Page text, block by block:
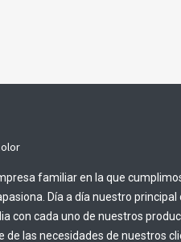
familiar en la que
Día a día nuestro
con cada uno de nuestros
de las necesidades de nuestros